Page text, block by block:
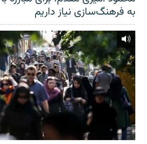
به فرهنگ‌سازی نیاز داریم